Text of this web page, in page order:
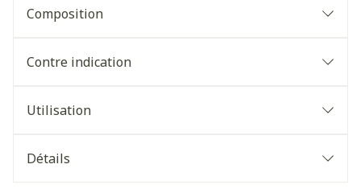
Composition
Contre indication
Utilisation
Détails